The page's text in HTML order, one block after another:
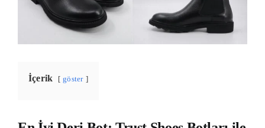
İçerik göster